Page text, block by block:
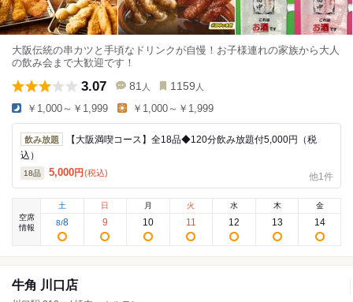
大阪伝統の串カツと手頃なドリンクが自慢！お子様連れの家族から大人
の飲み会まで大歓迎です！
3.07 81 人 1159 人
￥1,000～￥1,999 ￥1,000～￥1,999
飲み放題
【大阪満喫コース】全18品◆120分飲み放題付5,000円（税
込）
18品 5,000円 (税込) 他1件
空席
情報
土
8/8
日
9
月
10
火
11
水
12
木
13
金
14
牛角 川口店